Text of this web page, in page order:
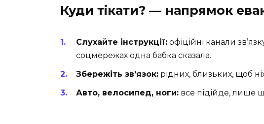
Куди тікати? — напрямок
Слухайте інструкції: офіційні канали
соцмережах одна бабка сказала.
Збережіть зв’язок: рідних, близьких, щоб
Авто, велосипед, ноги: все підійде, лише